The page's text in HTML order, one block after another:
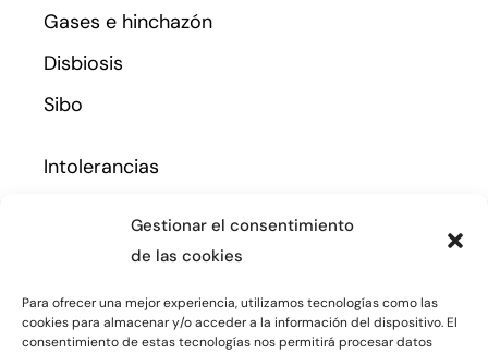
Gestionar el consentimiento
de las cookies
Para ofrecer una mejor experiencia, utilizamos tecnologías como las
cookies para almacenar y/o acceder a la información del dispositivo. El
consentimiento de estas tecnologías nos permitirá procesar datos
Gases e hinchazón
Disbiosis
Sibo
Intolerancias
Amenorrea
Nutrición en estados de ansiedad y
depresión